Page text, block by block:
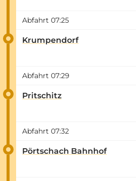
Abfahrt 07:25
Krumpendorf
Abfahrt 07:29
Pritschitz
Abfahrt 07:32
Pörtschach Bahnhof